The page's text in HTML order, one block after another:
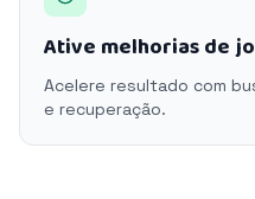
Ative melhorias de
Acelere resultado com
e recuperação.